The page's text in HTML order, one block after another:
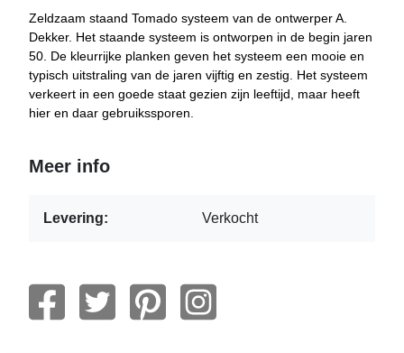
Zeldzaam staand Tomado systeem van de ontwerper A.
Dekker. Het staande systeem is ontworpen in de begin jaren
50. De kleurrijke planken geven het systeem een mooie en
typisch uitstraling van de jaren vijftig en zestig. Het systeem
verkeert in een goede staat gezien zijn leeftijd, maar heeft
hier en daar gebruikssporen.
Meer info
Levering: Verkocht